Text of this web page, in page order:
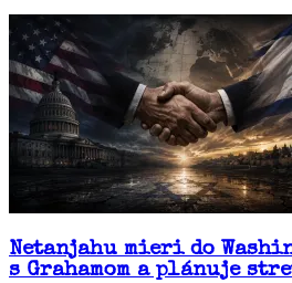
Netanjahu mieri do
s Grahamom a plánuje